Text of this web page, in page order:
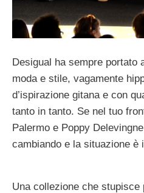
Desigual ha sempre portato
moda e stile, vagamente
d’ispirazione gitana e con
tanto in tanto. Se nel tuo
Palermo e Poppy
cambiando e la situazione è
Una collezione che